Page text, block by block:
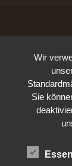
Wir
Sie